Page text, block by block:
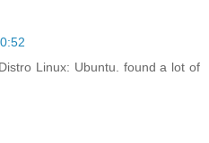
Linux: Ubuntu. found a lot of